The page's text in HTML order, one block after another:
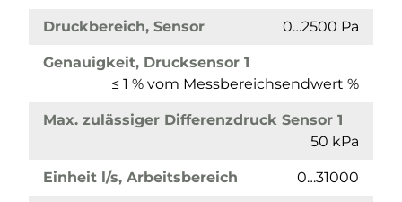
Druckbereich, Sensor 0…2500 Pa
Genauigkeit, Drucksensor 1
≤ 1 % vom Messbereichsendwert %
Max. zulässiger Differenzdruck Sensor 1
50 kPa
Einheit l/s, Arbeitsbereich 0…31000